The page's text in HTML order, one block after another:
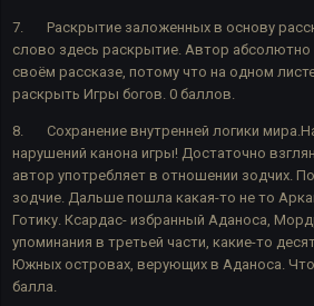
7.
Раскрытие заложенных в основу
слово здесь раскрытие. Автор абсолютно
своём рассказе, потому что на одном
раскрыть Игры богов. 0 баллов.
8.
Сохранение внутренней логики
нарушений канона игры! Достаточно
автор употребляет в отношении зодчих.
зодчие. Дальше пошла какая-то не то
Готику. Ксардас- избранный Аданоса,
упоминания в третьей части, какие-то
Южных островах, верующих в Аданоса. Что
балла.